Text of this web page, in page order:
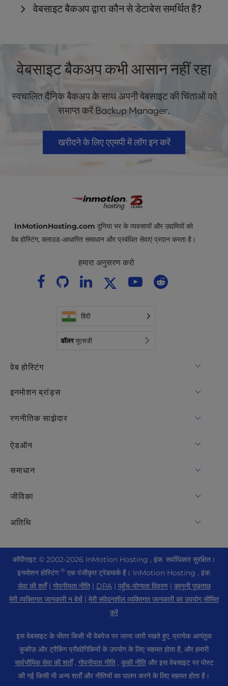
उबरने के लिए वेबसाइट बैकअप को पुनर्स्थापित कर सकते हैं - जिसमें
अपने बैकअप शेड्यूल को अनुकूलित कर सकते हैं।
फ़ाइलों, फ़ोल्डरों और पूर्ण डेटाबेस का बैकअप बनाने देता है।
वेबसाइट बैकअप द्वारा कौन से डेटाबेस समर्थित हैं?
PostgreSQL डेटाबेस।
वेबसाइट बैकअप कभी आसान नहीं रहा
स्वचालित दैनिक बैकअप के साथ अपनी वेबसाइट की चिंताओं को
समाप्त करें Backup Manager.
खरीदने के लिए एएमपी में लॉग इन करें
InMotionHosting.com दुनिया भर के व्यवसायों और उद्यमियों को
वेब होस्टिंग, क्लाउड-आधारित समाधान और प्रबंधित सेवाएं प्रदान करता है।
हमारा अनुसरण करो
हिंदी
डॉलरयूएसडी
वेब होस्टिंग
साझा मेजबानी
UltraStack एक के लिए WordPress
नंगे धातु सर्वर
एंटरप्राइज़ होस्टिंग समाधान
होस्टिंग पुनर्विक्रेता
पुनर्विक्रेता VPS
मूल्य निर्धारण
इनमोशन ब्रांड्स
RamNode बादल
रणनीतिक साझेदार
ओपनमेटल क्लाउड IaaS
ऐडऑन
डोमेन नाम
पेशेवर ईमेल
WordPress वेबसाइट निर्माता
वेबप्रो डैशबोर्ड
समाधान
cPanel होस्टिंग
Joomla होस्टिंग
Laravel होस्टिंग
लिनक्स होस्टिंग
Magento होस्टिंग
PHP होस्टिंग
PrestaShop होस्टिंग
उबंटू होस्टिंग
जीविका
लाइव चैट
+44 2045 763722
प्रीमियर समर्थन
सहायता केंद्र
सामुदायिक समर्थन
WordPress ट्यूटोरियल
इनमोशन सॉल्यूशंस
अतिथि
हमारे बारे में
डेटा केंद्र स्थान
लॉस एंजिल्स डाटा सेंटर
एशबर्न डाटा सेंटर
दबाना
करियर
ब्लॉग
कॉपीराइट © 2002-2026 InMotion Hosting , इंक. सर्वाधिकार सुरक्षित।
इनमोशन होस्टिंग ®एक पंजीकृत ट्रेडमार्क है। InMotion Hosting , इंक.
सेवा की शर्तें| गोपनीयता नीति| DPA| पहुँच-योग्यता विवरण| कानूनी पूछताछ
मेरी व्यक्तिगत जानकारी न बेचें | मेरी संवेदनशील व्यक्तिगत जानकारी का उपयोग सीमित
करें
इस वेबसाइट के भीतर किसी भी वेबपेज पर जाना जारी रखते हुए, प्रत्येक आगंतुक
कुकीज़ और ट्रैकिंग प्रौद्योगिकियों के उपयोग के लिए सहमत होता है, और हमारी
सार्वभौमिक सेवा की शर्तों, गोपनीयता नीति, कुकी नीतिऔर इस वेबसाइट पर पोस्ट
की गई किसी भी अन्य शर्तों और नीतियों का पालन करने के लिए सहमत होता है।